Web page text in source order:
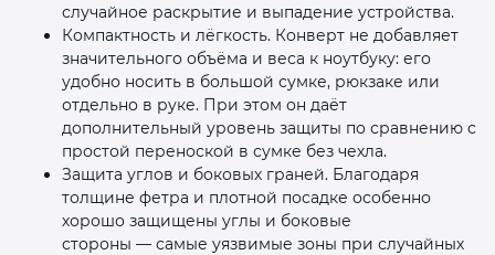
случайное раскрытие и выпадение устройства.
Компактность и лёгкость. Конверт не добавляет
значительного объёма и веса к ноутбуку: его
удобно носить в большой сумке, рюкзаке или
отдельно в руке. При этом он даёт
дополнительный уровень защиты по сравнению с
простой переноской в сумке без чехла.
Защита углов и боковых граней. Благодаря
толщине фетра и плотной посадке особенно
хорошо защищены углы и боковые
стороны — самые уязвимые зоны при случайных